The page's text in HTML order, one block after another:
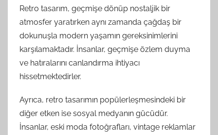
Retro tasarım, geçmişe dönüp nostaljik bir
atmosfer yaratırken aynı zamanda çağdaş bir
dokunuşla modern yaşamın gereksinimlerini
karşılamaktadır. İnsanlar, geçmişe özlem duyma
ve hatıralarını canlandırma ihtiyacı
hissetmektedirler.
Ayrıca, retro tasarımın popülerleşmesindeki bir
diğer etken ise sosyal medyanın gücüdür.
İnsanlar, eski moda fotoğrafları, vintage reklamlar